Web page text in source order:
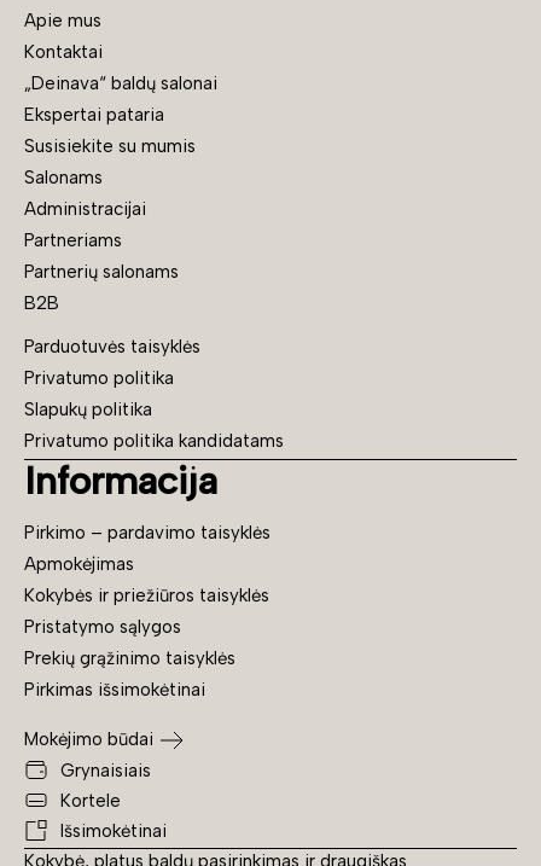
Kokybė, platus baldų pasirinkimas ir draugiškas
Apie mus
Kontaktai
„Deinava“ baldų salonai
Ekspertai pataria
Susisiekite su mumis
Salonams
Administracijai
Partneriams
Partnerių salonams
B2B
Parduotuvės taisyklės
Privatumo politika
Slapukų politika
Privatumo politika kandidatams
Informacija
Pirkimo – pardavimo taisyklės
Apmokėjimas
Kokybės ir priežiūros taisyklės
Pristatymo sąlygos
Prekių grąžinimo taisyklės
Pirkimas išsimokėtinai
Mokėjimo būdai
Grynaisiais
Kortele
Išsimokėtinai